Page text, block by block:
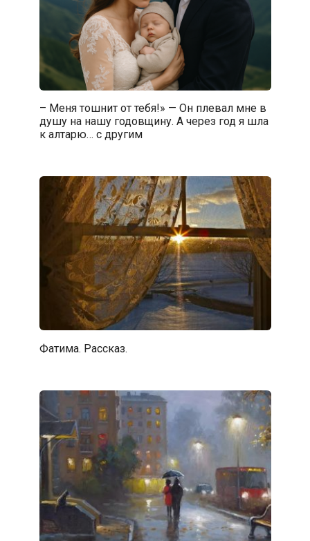
– Меня тошнит от тебя!» — Он плевал мне в
душу на нашу годовщину. А через год я шла
к алтарю… с другим
Фатима. Рассказ.